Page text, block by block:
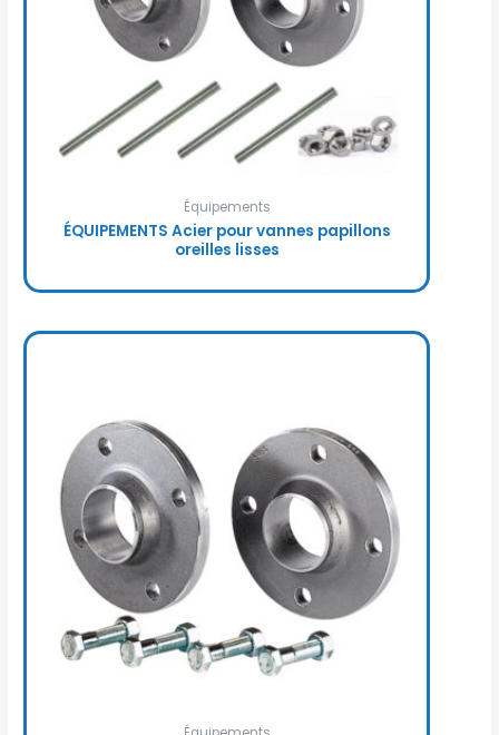
Équipements
ÉQUIPEMENTS Acier pour vannes papillons
oreilles lisses